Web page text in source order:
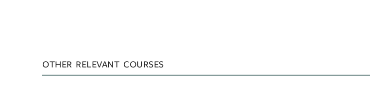
OTHER RELEVANT COURSES